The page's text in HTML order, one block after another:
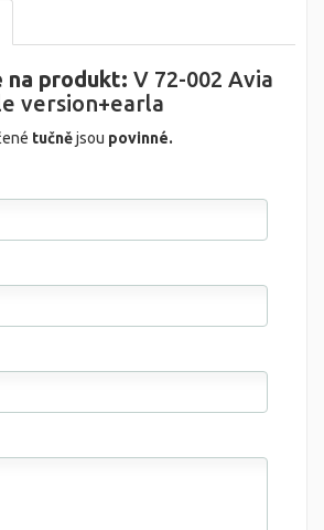
na produkt: V 72-002 Avia
version+earla
tučnějsou povinné.